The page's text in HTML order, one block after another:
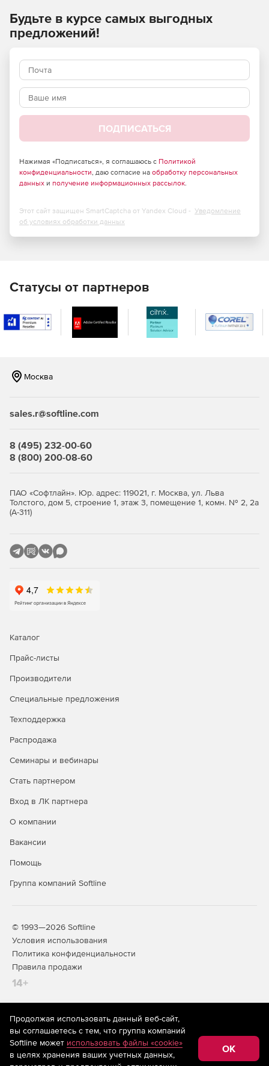
Защита от фишинга.
Фильтрация вложений.
Kaspersky Security для Microsoft Office 365 может
выполнять следующие операции:
Фильтровать нежелательную почту.
вредоносных ссылок.
сообщениях, содержащих вредоносные объекты или
отфильтрованные вложения.
Отображать статистику работы.
Будьте в курсе самых выгодных
предложений!
ПОДПИСАТЬСЯ
Нажимая «Подписаться», я соглашаюсь с Политикой
конфиденциальности, даю согласие на обработку персональных
данных и получение информационных рассылок.
Этот сайт защищен SmartCaptcha от Yandex Cloud - Уведомление
об условиях обработки данных
Статусы от партнеров
Москва
sales.r@softline.com
8 (495) 232-00-60
8 (800) 200-08-60
ПАО «Софтлайн». Юр. адрес: 119021, г. Москва, ул. Льва
Толстого, дом 5, строение 1, этаж 3, помещение 1, комн. № 2, 2а
(А-311)
Каталог
Прайс-листы
Производители
Специальные предложения
Техподдержка
Распродажа
Семинары и вебинары
Стать партнером
Вход в ЛК партнера
О компании
Вакансии
Помощь
Группа компаний Softline
© 1993—2026 Softline
Условия использования
Политика конфиденциальности
Правила продажи
14+
На информационном ресурсе store.softline.ru применяются
рекомендательные технологии(информационные технологии
предоставления информации на основе сбора,
систематизации и анализа сведений, относящихся к
Продолжая использовать данный веб-сайт,
вы соглашаетесь с тем, что группа компаний
Softline может использовать файлы «cookie»
в целях хранения ваших учетных данных,
OK